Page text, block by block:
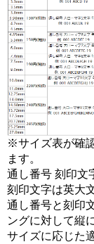
※サイズ表が確
ます。
通し番号 刻印文
刻印文字は英大
通し番号と刻印
ングに対して縦
サイズに応じた